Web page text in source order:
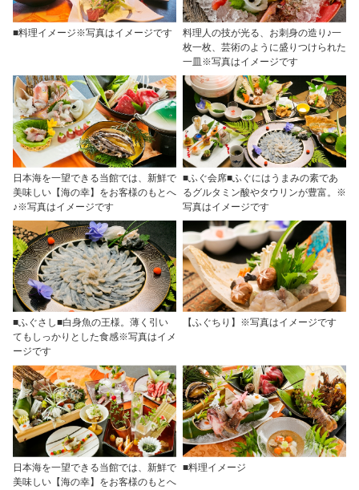
■料理イメージ※写真はイメージです
料理人の技が光る、お刺身の造り♪一
枚一枚、芸術のように盛りつけられた
一皿※写真はイメージです
日本海を一望できる当館では、新鮮で
美味しい【海の幸】をお客様のもとへ
♪※写真はイメージです
■ふぐ会席■ふぐにはうまみの素であ
るグルタミン酸やタウリンが豊富。※
写真はイメージです
■ふぐさし■白身魚の王様。薄く引い
てもしっかりとした食感※写真はイメ
ージです
【ふぐちり】※写真はイメージです
日本海を一望できる当館では、新鮮で
美味しい【海の幸】をお客様のもとへ
■料理イメージ